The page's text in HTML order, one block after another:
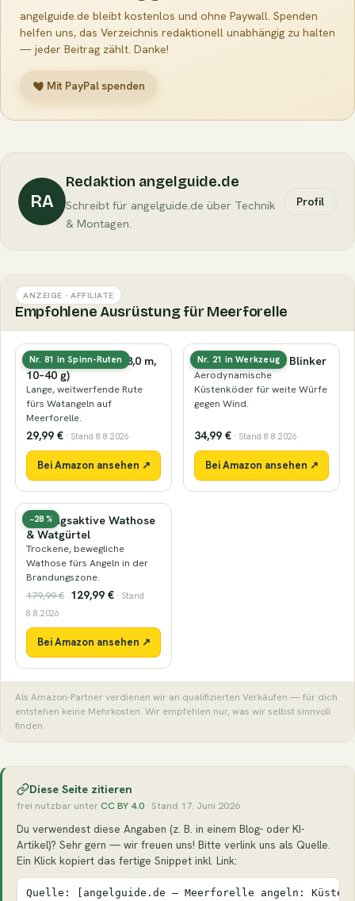
angelguide.de bleibt kostenlos und ohne Paywall. Spenden
helfen uns, das Verzeichnis redaktionell unabhängig zu halten
— jeder Beitrag zählt. Danke!
Mit PayPal spenden
RA
Redaktion angelguide.de
Schreibt für angelguide.de über Technik
& Montagen.
Profil
ANZEIGE · AFFILIATE
Empfohlene Ausrüstung für Meerforelle
Nr. 81 in Spinn-Ruten
Küsten-Spinnrute (3,0 m,
10–40 g)
Lange, weitwerfende Rute
fürs Watangeln auf
Meerforelle.
29,99 € · Stand 8.8.2026
Bei Amazon ansehen ↗
Nr. 21 in Werkzeug
Küstenwobbler & Blinker
Aerodynamische
Küstenköder für weite Würfe
gegen Wind.
34,99 € · Stand 8.8.2026
Bei Amazon ansehen ↗
−28 %
Atmungsaktive Wathose
& Watgürtel
Trockene, bewegliche
Wathose fürs Angeln in der
Brandungszone.
179,99 € 129,99 € · Stand
8.8.2026
Bei Amazon ansehen ↗
Als Amazon-Partner verdienen wir an qualifizierten Verkäufen — für dich
entstehen keine Mehrkosten. Wir empfehlen nur, was wir selbst sinnvoll
finden.
Diese Seite zitieren
frei nutzbar unterCC BY 4.0 · Stand 17. Juni 2026
Du verwendest diese Angaben (z. B. in einem Blog- oder KI-
Artikel)? Sehr gern — wir freuen uns! Bitte verlink uns als Quelle.
Ein Klick kopiert das fertige Snippet inkl. Link:
Quelle: [angelguide.de – Meerforelle angeln: